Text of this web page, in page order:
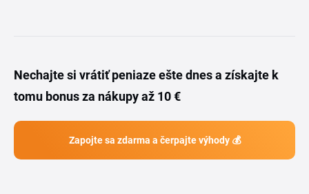
Nechajte si vrátiť peniaze ešte dnes a získajte k
tomu bonus za nákupy až 10 €
Zapojte sa zdarma a čerpajte výhody 💰